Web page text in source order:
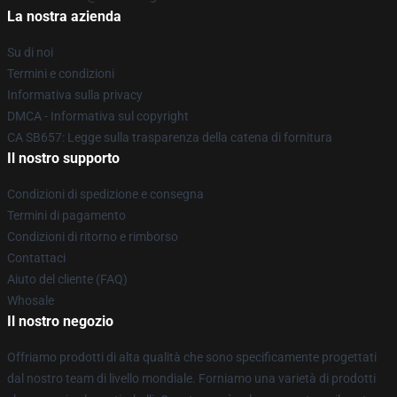
La nostra azienda
Su di noi
Termini e condizioni
Informativa sulla privacy
DMCA - Informativa sul copyright
CA SB657: Legge sulla trasparenza della catena di fornitura
Il nostro supporto
Condizioni di spedizione e consegna
Termini di pagamento
Condizioni di ritorno e rimborso
Contattaci
Aiuto del cliente (FAQ)
Whosale
Il nostro negozio
Offriamo prodotti di alta qualità che sono specificamente progettati
dal nostro team di livello mondiale. Forniamo una varietà di prodotti